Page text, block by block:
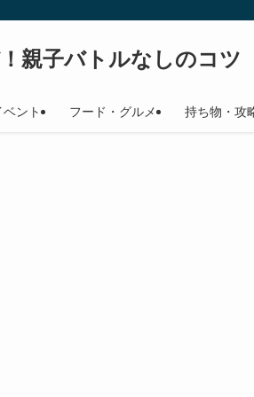
親子バトルなしのコツ
ント フード・グルメ 持ち物・攻